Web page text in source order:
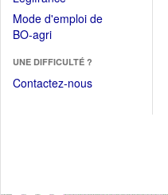
dans
une
fenêtre)
Mode d'emploi de
BO-agri(Ouvrir
une
nouvelle
UNE DIFFICULTÉ ?
Contactez-nous